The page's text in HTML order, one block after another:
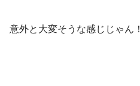
意外と大変そうな感じじゃん！